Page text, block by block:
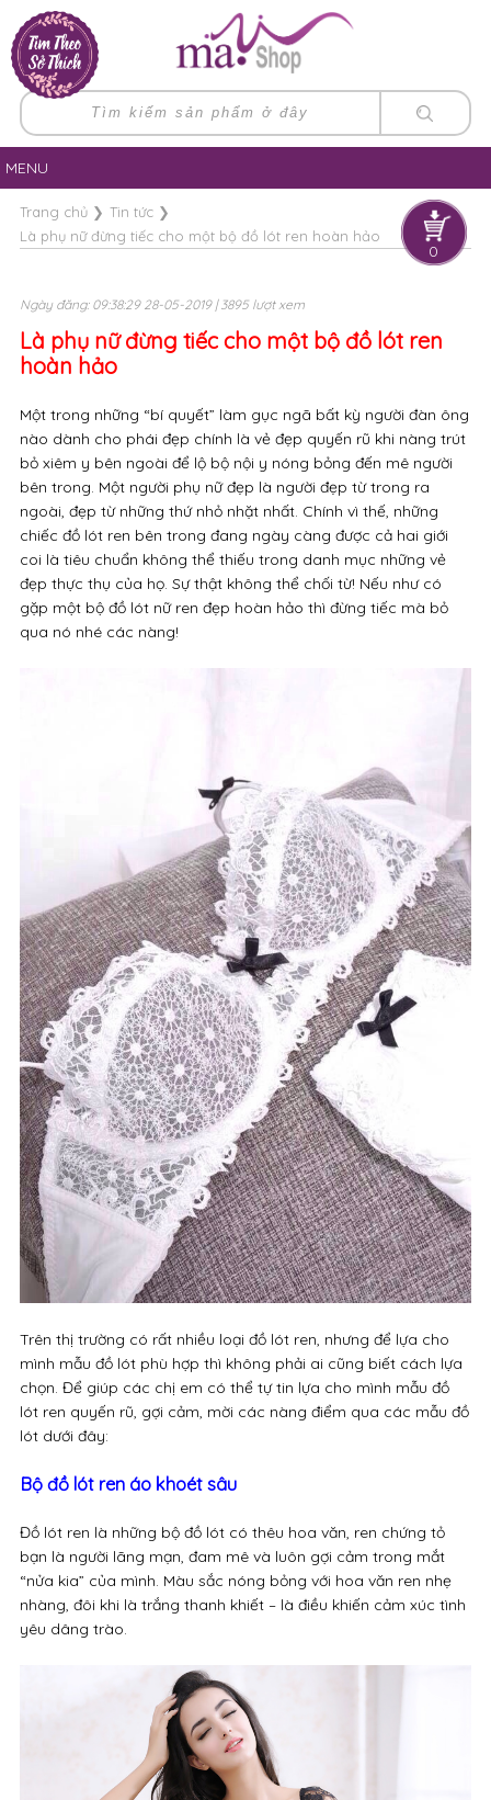
0
MENU
Trang chủ❯ Tin tức❯
Là phụ nữ đừng tiếc cho một bộ đồ lót ren hoàn hảo
Ngày đăng: 09:38:29 28-05-2019 | 3895 lượt xem
Là phụ nữ đừng tiếc cho một bộ đồ lót ren
hoàn hảo
Một trong những “bí quyết” làm gục ngã bất kỳ người đàn ông
nào dành cho phái đẹp chính là vẻ đẹp quyến rũ khi nàng trút
bỏ xiêm y bên ngoài để lộ bộ nội y nóng bỏng đến mê người
bên trong. Một người phụ nữ đẹp là người đẹp từ trong ra
ngoài, đẹp từ những thứ nhỏ nhặt nhất. Chính vì thế, những
chiếc đồ lót ren bên trong đang ngày càng được cả hai giới
coi là tiêu chuẩn không thể thiếu trong danh mục những vẻ
đẹp thực thụ của họ. Sự thật không thể chối từ! Nếu như có
gặp một bộ đồ lót nữ ren đẹp hoàn hảo thì đừng tiếc mà bỏ
qua nó nhé các nàng!
Trên thị trường có rất nhiều loại đồ lót ren, nhưng để lựa cho
mình mẫu đồ lót phù hợp thì không phải ai cũng biết cách lựa
chọn. Để giúp các chị em có thể tự tin lựa cho mình mẫu đồ
lót ren quyến rũ, gợi cảm, mời các nàng điểm qua các mẫu đồ
lót dưới đây:
Bộ đồ lót ren áo khoét sâu
Đồ lót ren là những bộ đồ lót có thêu hoa văn, ren chứng tỏ
bạn là người lãng mạn, đam mê và luôn gợi cảm trong mắt
“nửa kia” của mình. Màu sắc nóng bỏng với hoa văn ren nhẹ
nhàng, đôi khi là trắng thanh khiết – là điều khiến cảm xúc tình
yêu dâng trào.